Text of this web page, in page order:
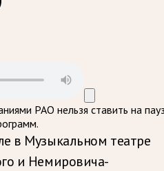
РАО нельзя ставить на
в Музыкальном театре
и Немировича-